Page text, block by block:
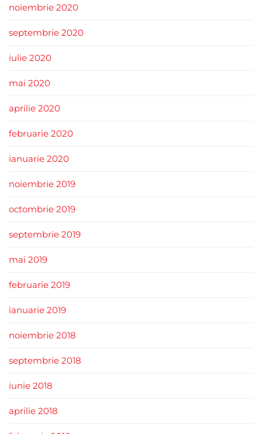
noiembrie 2020
septembrie 2020
iulie 2020
mai 2020
aprilie 2020
februarie 2020
ianuarie 2020
noiembrie 2019
octombrie 2019
septembrie 2019
mai 2019
februarie 2019
ianuarie 2019
noiembrie 2018
septembrie 2018
iunie 2018
aprilie 2018